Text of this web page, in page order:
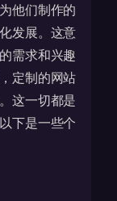
他们制作的
发展。这意
需求和兴趣
定制的网站
这一切都是
下是一些个